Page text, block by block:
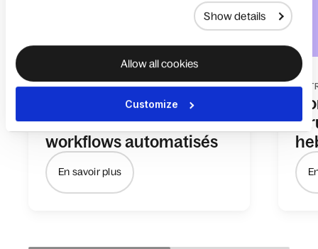
Show details
Allow all cookies
Customize
INTÉGRATION (ONBOARDING)
Optimisez l'Intégration
(onboarding) grâce à des
workflows automatisés
En savoir plus